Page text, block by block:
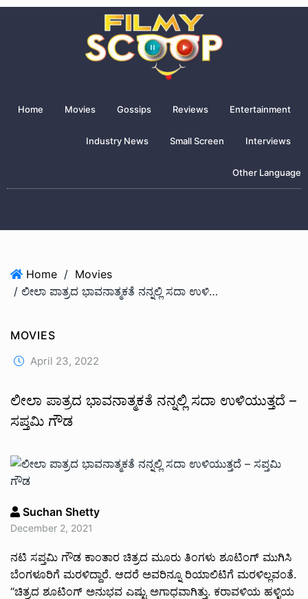
Home Movies Gossips Reviews Entertainment
Industry News Small Screen Interviews
Other Language
Home / Movies
/ ಲೀಲಾ ಪಾತ್ರದ ಭಾವನಾತ್ಮಕತೆ ನನ್ನಲ್ಲಿ ಸದಾ ಉಳಿಯುತ್ತದೆ – ಸಪ್ತಮಿ ಗೌಡ
MOVIES
April 23, 2022
ಲೀಲಾ ಪಾತ್ರದ ಭಾವನಾತ್ಮಕತೆ ನನ್ನಲ್ಲಿ ಸದಾ ಉಳಿಯುತ್ತದೆ –
ಸಪ್ತಮಿ ಗೌಡ
Suchan Shetty
December 2, 2021
ನಟಿ ಸಪ್ತಮಿ ಗೌಡ ಕಾಂತಾರ ಚಿತ್ರದ ಮೂರು ತಿಂಗಳು ಶೂಟಿಂಗ್ ಮುಗಿಸಿ
ಬೆಂಗಳೂರಿಗೆ ಮರಳಿದ್ದಾರೆ. ಆದರೆ ಅವರಿನ್ನೂ ರಿಯಾಲಿಟಿಗೆ ಮರಳಿಲ್ಲವಂತೆ.
“ಚಿತ್ರದ ಶೂಟಿಂಗ್ ಅನುಭವ ಎಷ್ಟು ಅಗಾಧವಾಗಿತ್ತು. ಕರಾವಳಿಯ ಹಳ್ಳಿಯ